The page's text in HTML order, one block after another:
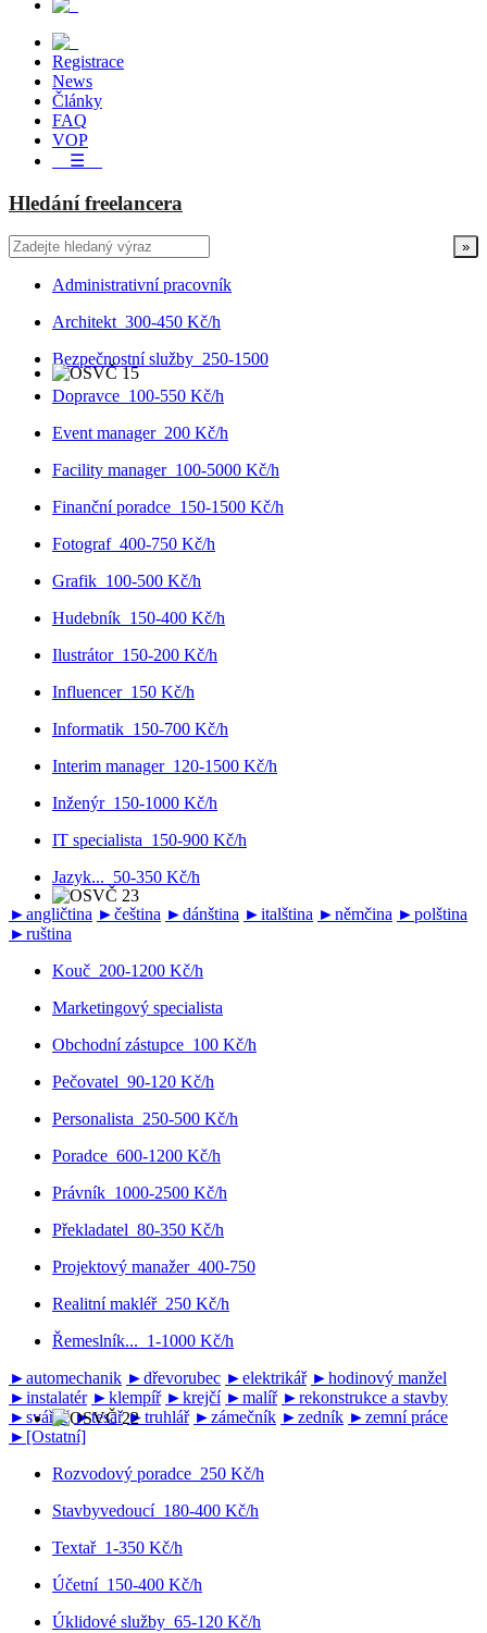
Registrace
News
Články
FAQ
VOP
☰
Hledání freelancera
Administrativní pracovník
Architekt300-450 Kč/h
Bezpečnostní služby 250-1500
Dopravce 100-550 Kč/h
Event manager200 Kč/h
Facility manager100-5000 Kč/h
Finanční poradce 150-1500 Kč/h
Fotograf400-750 Kč/h
Grafik 100-500 Kč/h
Hudebník 150-400 Kč/h
Ilustrátor150-200 Kč/h
Influencer150 Kč/h
Informatik 150-700 Kč/h
Interim manager120-1500 Kč/h
Inženýr150-1000 Kč/h
IT specialista 150-900 Kč/h
Jazyk... 50-350 Kč/h
►angličtina ►čeština ►dánština ►italština ►němčina ►polština
►ruština
Kouč 200-1200 Kč/h
Marketingový specialista
Obchodní zástupce 100 Kč/h
Pečovatel 90-120 Kč/h
Personalista 250-500 Kč/h
Poradce 600-1200 Kč/h
Právník 1000-2500 Kč/h
Překladatel 80-350 Kč/h
Projektový manažer400-750
Realitní makléř250 Kč/h
Řemeslník... 1-1000 Kč/h
►automechanik ►dřevorubec ►elektrikář ►hodinový manžel
►instalatér ►klempíř ►krejčí ►malíř ►rekonstrukce a stavby
►svářeč ►tesař ►truhlář ►zámečník ►zedník ►zemní práce
► [Ostatní]
Rozvodový poradce 250 Kč/h
Stavbyvedoucí180-400 Kč/h
Textař1-350 Kč/h
Účetní150-400 Kč/h
Úklidové služby 65-120 Kč/h